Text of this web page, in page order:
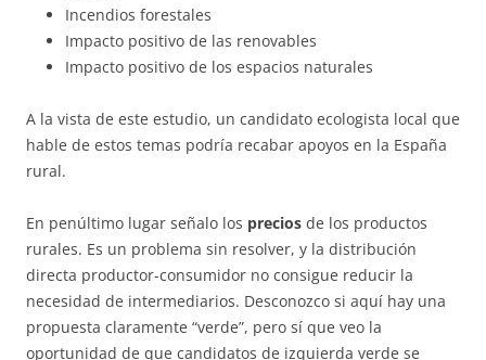
Incendios forestales
Impacto positivo de las renovables
Impacto positivo de los espacios naturales
A la vista de este estudio, un candidato ecologista local que
hable de estos temas podría recabar apoyos en la España
rural.
En penúltimo lugar señalo los precios de los productos
rurales. Es un problema sin resolver, y la distribución
directa productor-consumidor no consigue reducir la
necesidad de intermediarios. Desconozco si aquí hay una
propuesta claramente “verde”, pero sí que veo la
oportunidad de que candidatos de izquierda verde se